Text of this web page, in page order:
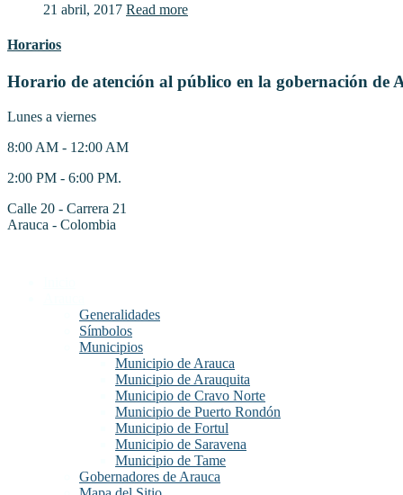
21 abril, 2017 Read more
Horarios
Horario de atención al público en la gobernación de
Lunes a viernes
8:00 AM - 12:00 AM
2:00 PM - 6:00 PM.
Calle 20 - Carrera 21
Arauca - Colombia
Generalidades
Símbolos
Municipios
Municipio de Arauca
Municipio de Arauquita
Municipio de Cravo Norte
Municipio de Puerto Rondón
Municipio de Fortul
Municipio de Saravena
Municipio de Tame
Gobernadores de Arauca